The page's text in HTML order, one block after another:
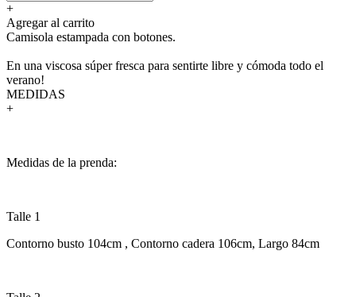
+
Agregar al carrito
Camisola estampada con botones.
En una viscosa súper fresca para sentirte libre y cómoda todo el
verano!
MEDIDAS
+
Medidas de la prenda:
Talle 1
Contorno busto 104cm , Contorno cadera 106cm, Largo 84cm